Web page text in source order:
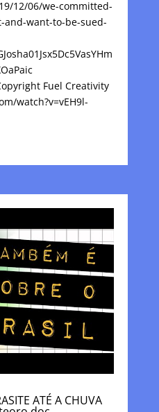
12/06/we-committed-
want-to-be-sued-
Fuel Creativity
watch?v=vEH9l-
ATÉ A CHUVA